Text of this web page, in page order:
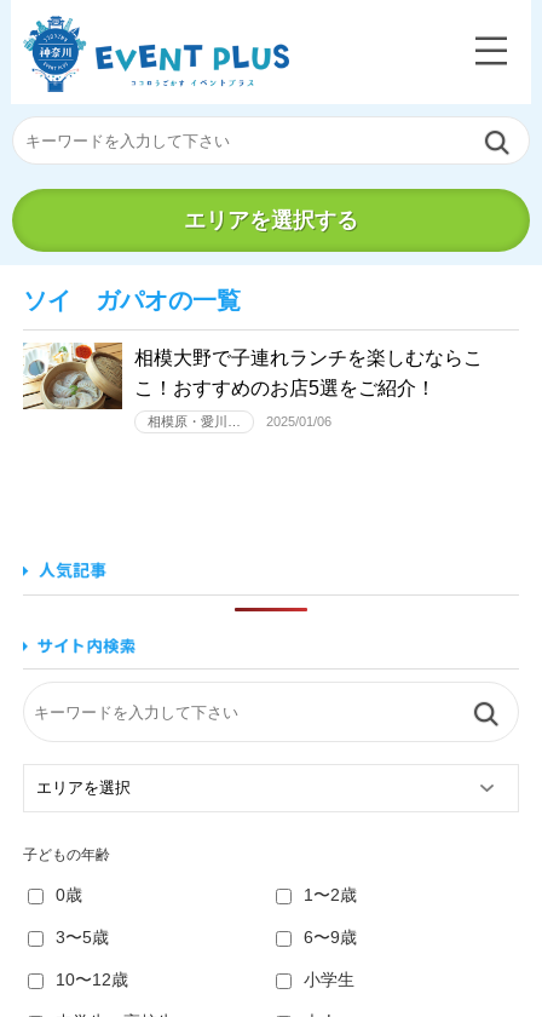
エリアを選択する
ソイ ガパオの一覧
相模大野で子連れランチを楽しむならこ
こ！おすすめのお店5選をご紹介！
相模原・愛川… 2025/01/06
子どもの年齢
0歳 1〜2歳
3〜5歳 6〜9歳
10〜12歳 小学生